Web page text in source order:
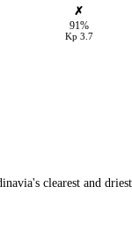
✗
91%
Kp 3.7
clearest and